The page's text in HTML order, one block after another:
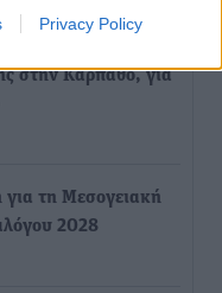
Privacy Policy
στην Κάρπαθο, για
για τη Μεσογειακή
2028